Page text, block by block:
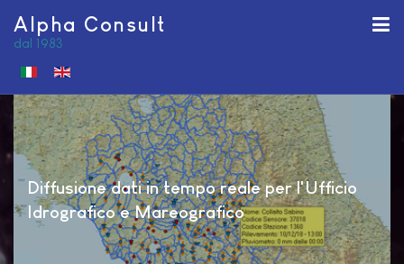
Alpha Consult
dal 1983
Seleziona la tua lingua
Diffusione dati in tempo reale per l'Ufficio
Idrografico e Mareografico